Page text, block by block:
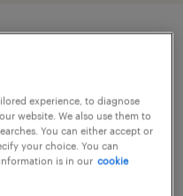
per year, 年収300 ～
experience, to diagnose
website. We also use them to
You can either accept or
your choice. You can
is in our cookie